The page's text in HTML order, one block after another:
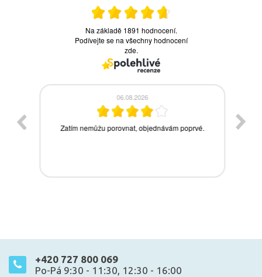
+420 727 800 069
Po-Pá 9:30 - 11:30, 12:30 - 16:00